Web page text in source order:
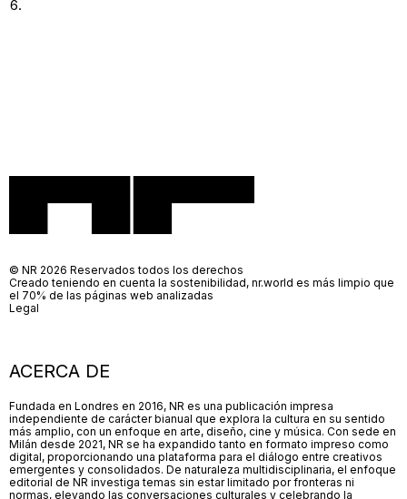
ACERCA DE
Fundada en Londres en 2016, NR es una publicación impresa
independiente de carácter bianual que explora la cultura en su sentido
más amplio, con un enfoque en arte, diseño, cine y música. Con sede en
Milán desde 2021, NR se ha expandido tanto en formato impreso como
digital, proporcionando una plataforma para el diálogo entre creativos
emergentes y consolidados. De naturaleza multidisciplinaria, el enfoque
editorial de NR investiga temas sin estar limitado por fronteras ni
normas, elevando las conversaciones culturales y celebrando la
© NR 2026 Reservados todos los derechos
Creado teniendo en cuenta la sostenibilidad, nr.world es más limpio que
el 70% de las páginas web analizadas
Legal